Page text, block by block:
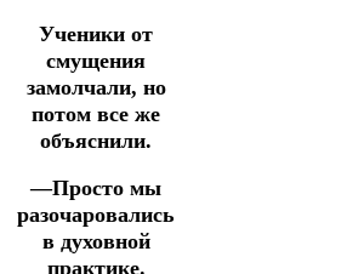
Ученики от
смущения
замолчали, но
потом все же
объяснили.
—Просто мы
разочаровались
в духовной
практике.